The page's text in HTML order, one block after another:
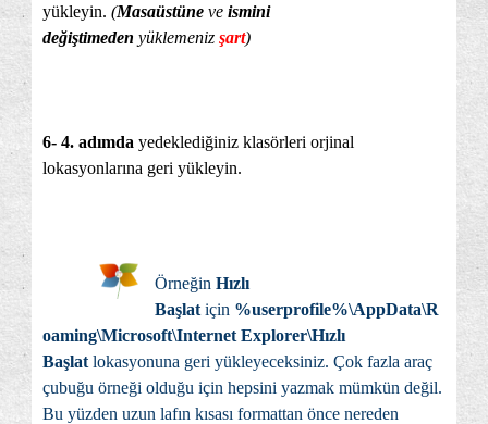
yükleyin. (Masaüstüne ve ismini
değiştimeden yüklemeniz şart)
6- 4. adımda yedeklediğiniz klasörleri orjinal
lokasyonlarına geri yükleyin.
Örneğin Hızlı
Başlat için %userprofile%\AppData\R
oaming\Microsoft\Internet Explorer\Hızlı
Başlat lokasyonuna geri yükleyeceksiniz. Çok fazla araç
çubuğu örneği olduğu için hepsini yazmak mümkün değil.
Bu yüzden uzun lafın kısası formattan önce nereden